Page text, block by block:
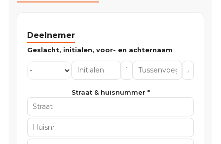
Deelnemer
Straat & huisnummer *